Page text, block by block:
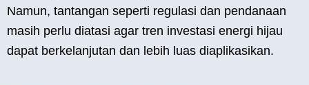
Namun, tantangan seperti regulasi dan pendanaan
masih perlu diatasi agar tren investasi energi hijau
dapat berkelanjutan dan lebih luas diaplikasikan.